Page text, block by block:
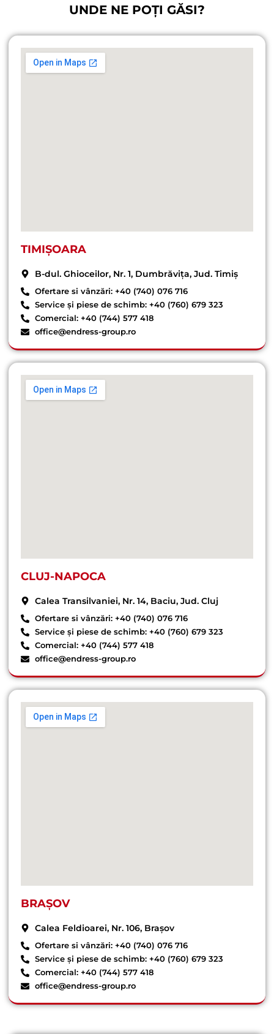
UNDE NE POȚI GĂSI?
TIMIȘOARA
B-dul. Ghioceilor, Nr. 1, Dumbrăvița, Jud. Timiș
Ofertare si vânzări: +40 (740) 076 716
Service și piese de schimb: +40 (760) 679 323
Comercial: +40 (744) 577 418
office@endress-group.ro
CLUJ-NAPOCA
Calea Transilvaniei, Nr. 14, Baciu, Jud. Cluj
Ofertare si vânzări: +40 (740) 076 716
Service și piese de schimb: +40 (760) 679 323
Comercial: +40 (744) 577 418
office@endress-group.ro
BRAȘOV
Calea Feldioarei, Nr. 106, Brașov
Ofertare si vânzări: +40 (740) 076 716
Service și piese de schimb: +40 (760) 679 323
Comercial: +40 (744) 577 418
office@endress-group.ro